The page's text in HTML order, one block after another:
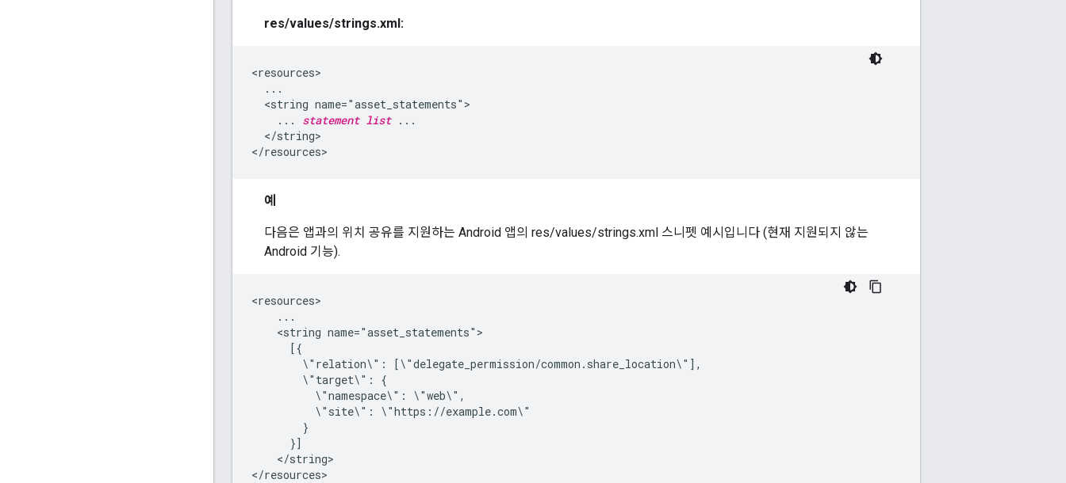
res/values/strings.xml:
<resources>
  ...
  <string name="asset_statements">
    ...
statement list ...
  </string>
예
다음은 앱과의 위치 공유를 지원하는 Android 앱의 res/values/strings.xml 스니펫 예시입니다 (현재 지원되지 않는
Android 기능).
<resources>
    ...
    <string name="asset_statements">
      [{
        \"relation\": [\"delegate_permission/common.share_location\"],
        \"target\": {
          \"namespace\": \"web\",
          \"site\": \"https://example.com\"
        }
      }]
    </string>
</resources>